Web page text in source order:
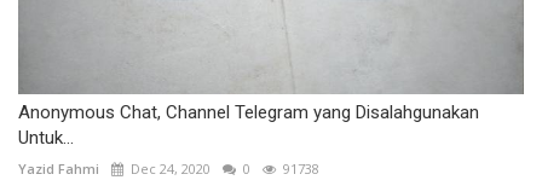
Anonymous Chat, Channel Telegram yang Disalahgunakan
Untuk...
Yazid Fahmi Dec 24, 2020 0 91738